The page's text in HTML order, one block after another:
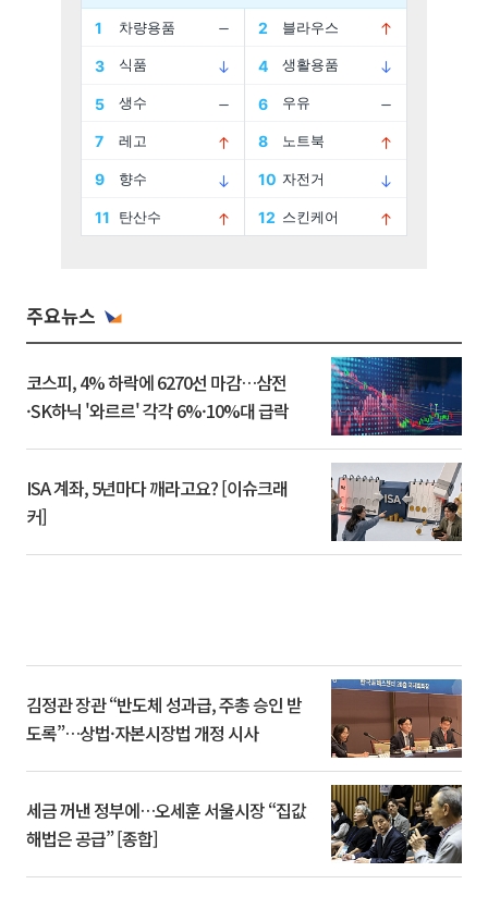
주요뉴스
코스피, 4% 하락에 6270선 마감…삼전
·SK하닉 '와르르' 각각 6%·10%대 급락
ISA 계좌, 5년마다 깨라고요? [이슈크래
커]
김정관 장관 “반도체 성과급, 주총 승인 받
도록”…상법·자본시장법 개정 시사
세금 꺼낸 정부에…오세훈 서울시장 “집값
해법은 공급” [종합]